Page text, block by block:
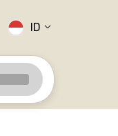
ID